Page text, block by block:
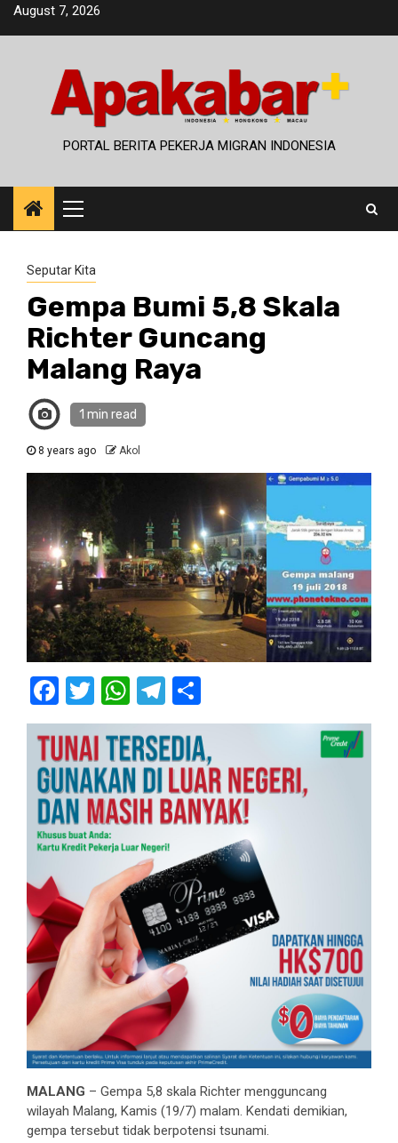
SkipAugust 7, 2026
PORTAL BERITA PEKERJA MIGRAN INDONESIA
Primary
Menu
Seputar Kita
Gempa Bumi 5,8 Skala
Richter Guncang
Malang Raya
1 min read
8 years ago Akol
Facebook
Twitter
WhatsApp
Telegram
MALANG – Gempa 5,8 skala Richter mengguncang
wilayah Malang, Kamis (19/7) malam. Kendati demikian,
gempa tersebut tidak berpotensi tsunami.